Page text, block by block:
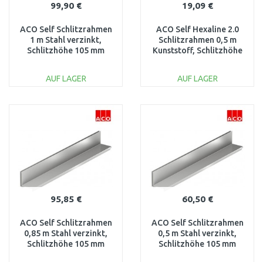
99,90 €
ACO Self Schlitzrahmen
1 m Stahl verzinkt,
Schlitzhöhe 105 mm
AUF LAGER
19,09 €
ACO Self Hexaline 2.0
Schlitzrahmen 0,5 m
Kunststoff, Schlitzhöhe
AUF LAGER
95,85 €
ACO Self Schlitzrahmen
0,85 m Stahl verzinkt,
Schlitzhöhe 105 mm
60,50 €
ACO Self Schlitzrahmen
0,5 m Stahl verzinkt,
Schlitzhöhe 105 mm